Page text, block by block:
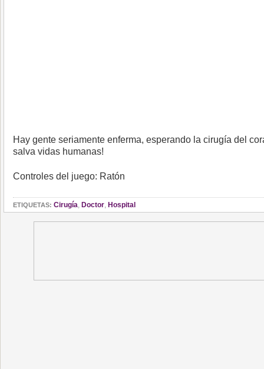
Hay gente seriamente enferma, esperando la cirugía del
salva vidas humanas!
Controles del juego: Ratón
ETIQUETAS: Cirugía, Doctor, Hospital